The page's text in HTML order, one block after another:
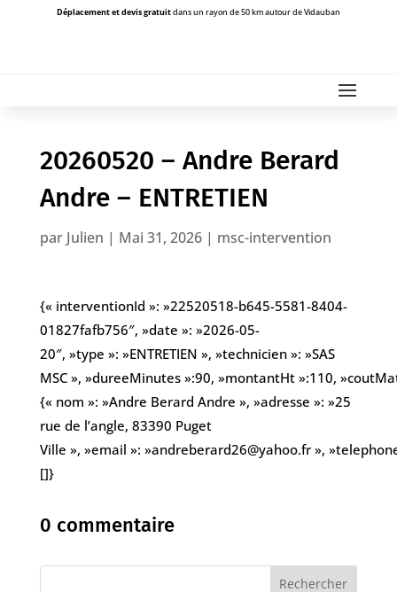
Déplacement et devis gratuitdans un rayon de 50 km autour de Vidauban
20260520 – Andre Berard
Andre – ENTRETIEN
par Julien | Mai 31, 2026| msc-intervention
{« interventionId »: »22520518-b645-5581-8404-
01827fafb756″, »date »: »2026-05-
20″, »type »: »ENTRETIEN », »technicien »: »SAS
MSC », »dureeMinutes »:90, »montantHt »:110,
{« nom »: »Andre Berard Andre », »adresse »: »25
rue de l’angle, 83390 Puget
Ville », »email »: »andreberard26@yahoo.fr »,
[]}
0 commentaire
Rechercher